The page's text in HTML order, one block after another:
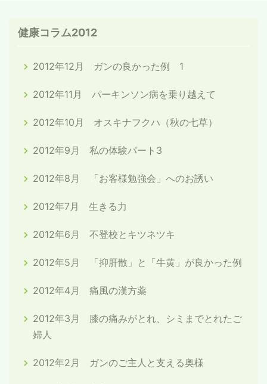
健康コラム2012
2012年12月 ガンの良かった例 1
2012年11月 パーキンソン病を乗り越えて
2012年10月 オスキナフクハ（秋の七草）
2012年9月 私の体験パート3
2012年8月 「お客様勉強会」へのお誘い
2012年7月 生きる力
2012年6月 不登校とキツネツキ
2012年5月 「抑肝散」と「牛黄」が良かった例
2012年4月 痛風の漢方薬
2012年3月 膝の痛みがとれ、シミまでとれたご
婦人
2012年2月 ガンのご主人と支える奥様